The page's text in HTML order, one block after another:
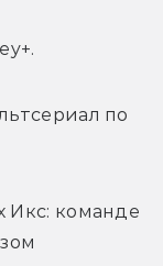
по
Икс: команде